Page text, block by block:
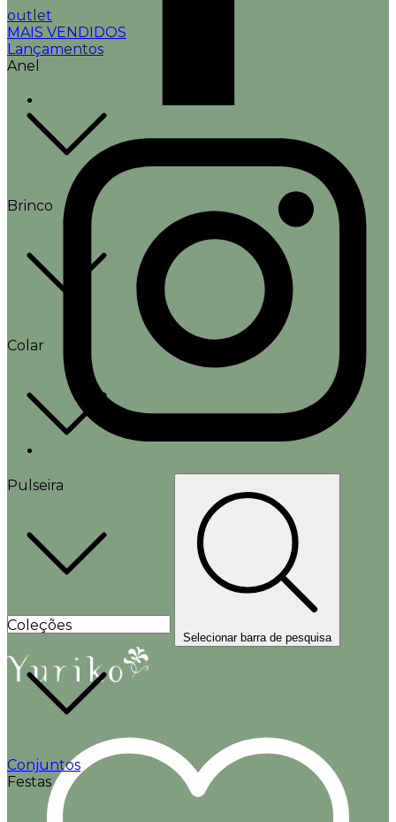
outlet
MAIS VENDIDOS
Lançamentos
Anel
Brinco
Colar
Pulseira
Coleções
Conjuntos
Festas
Selecionar barra de pesquisa